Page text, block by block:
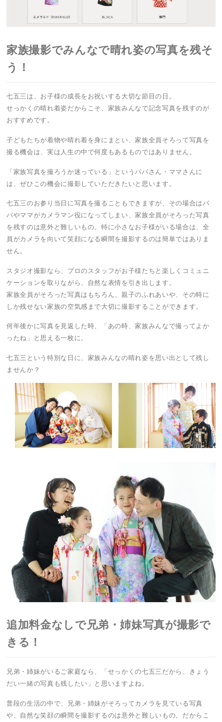
家族撮影でみんなで晴れ姿の写真を残そ
う！
七五三は、お子様の成長をお祝いする大切な節目の日。
せっかくの晴れ着姿だからこそ、家族みんなで記念写真を残すのが
おすすめです。
子どもたちが着物や晴れ着を身にまとい、家族全員そろって写真を
撮る機会は、実は人生の中で何度もあるものではありません。
「家族写真を撮ろうか迷っている」というパパさん・ママさんに
は、ぜひこの機会に撮影していただきたいと思います。
七五三のお参り当日に写真を撮ることもできますが、その場合はパ
パやママがカメラマン役になってしまい、家族全員がそろった写真
を残すのは意外と難しいもの。特に小さなお子様がいる場合は、全
員がカメラを向いて笑顔になる瞬間を撮影するのは簡単ではありま
せん。
スタジオ撮影なら、プロのスタッフがお子様たちと楽しくコミュニ
ケーションを取りながら、自然な表情を引き出します。
家族全員がそろった写真はもちろん、親子のふれあいや、その時に
しか残せない家族の空気感まで大切に撮影することができます。
何年後かに写真を見返した時、「あの時、家族みんなで撮ってよか
ったね」と思える一枚に。
七五三という特別な日に、家族みんなの晴れ姿を思い出として残し
ませんか？
追加料金なしで兄弟・姉妹写真が撮影で
きる！
兄弟・姉妹がいるご家庭なら、「せっかくの七五三だから、きょう
だい一緒の写真も残したい」と思いますよね。
普段の生活の中で、兄弟・姉妹がそろってカメラを見ている写真
や、自然な笑顔の瞬間を撮影するのは意外と難しいもの。だからこ